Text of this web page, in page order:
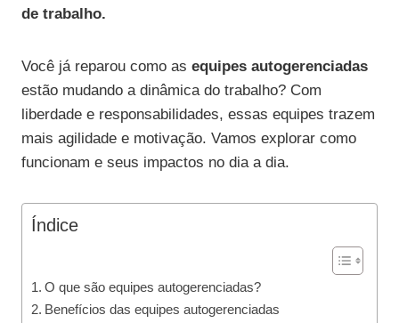
de trabalho.
Você já reparou como as equipes autogerenciadas
estão mudando a dinâmica do trabalho? Com
liberdade e responsabilidades, essas equipes trazem
mais agilidade e motivação. Vamos explorar como
funcionam e seus impactos no dia a dia.
Índice
O que são equipes autogerenciadas?
Benefícios das equipes autogerenciadas